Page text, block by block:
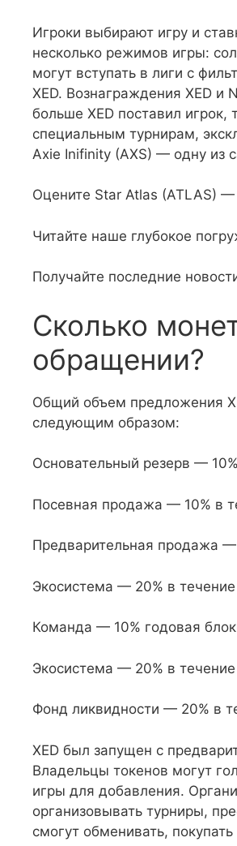
Игроки выбирают игру и
несколько режимов игры:
могут вступать в лиги с
XED. Вознаграждения XED и
больше XED поставил
специальным турнирам,
Axie Inifinity (AXS) — одну из
Оцените Star Atlas (ATLAS)
Читайте наше глубокое
Получайте последние
Сколько
обращении?
Общий объем предложения
следующим образом:
Основательный резерв —
Посевная продажа — 10% в
Предварительная продажа
Экосистема — 20% в
Команда — 10% годовая
Экосистема — 20% в
Фонд ликвидности — 20% в
XED был запущен с
Владельцы токенов могут
игры для добавления.
организовывать турниры,
смогут обменивать,